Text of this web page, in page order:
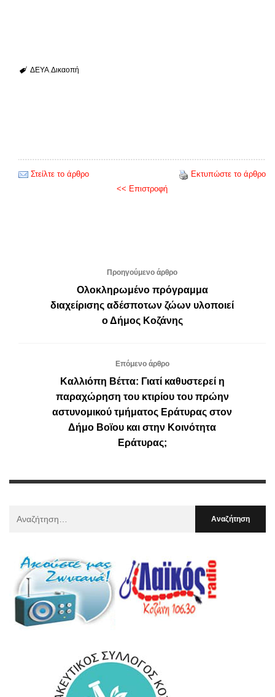
ΔΕΥΑ Δικαοπή
Στείλτε το άρθρο
Εκτυπώστε το άρθρο
<< Επιστροφή
Προηγούμενο άρθρο
Ολοκληρωμένο πρόγραμμα
διαχείρισης αδέσποτων ζώων υλοποιεί
ο Δήμος Κοζάνης
Επόμενο άρθρο
Καλλιόπη Βέττα: Γιατί καθυστερεί η
παραχώρηση του κτιρίου του πρώην
αστυνομικού τμήματος Εράτυρας στον
Δήμο Βοϊου και στην Κοινότητα
Εράτυρας;